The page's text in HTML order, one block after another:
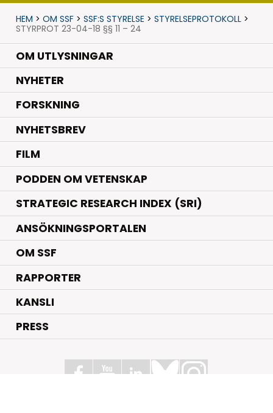
HEM > OM SSF> SSF:S STYRELSE > STYRELSEPROTOKOLL>
STYRPROT 23-04-18 §§ 11 – 24
OM UTLYSNINGAR
NYHETER.
FORSKNING.
NYHETSBREV
FILM
PODDEN OM VETENSKAP
STRATEGIC RESEARCH INDEX (SRI)
ANSÖKNINGSPORTALEN
OM SSF
RAPPORTER
KANSLI
PRESS